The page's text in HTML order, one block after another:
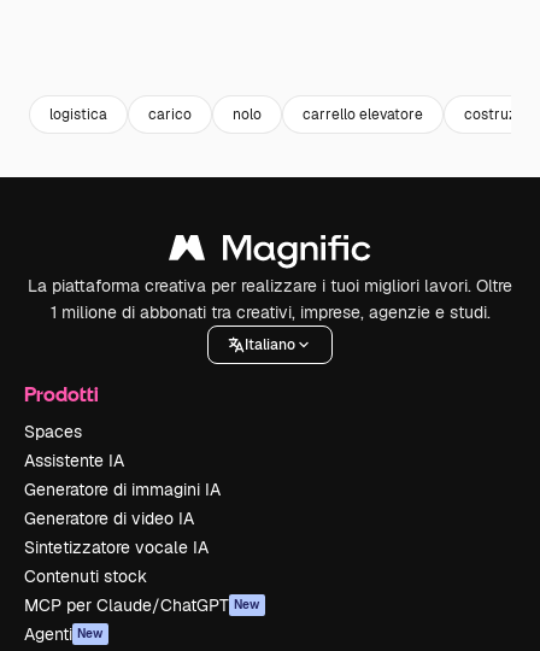
logistica carico nolo carrello elevatore
La piattaforma creativa per realizzare i tuoi migliori lavori. Oltre
1 milione di abbonati tra creativi, imprese, agenzie e studi.
Italiano
Prodotti
Spaces
Assistente IA
Generatore di immagini IA
Generatore di video IA
Sintetizzatore vocale IA
Contenuti stock
MCP per Claude/ChatGPT New
Agenti New